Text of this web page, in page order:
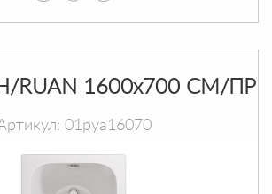
RUAN 1600х700 СМ/ПР
01руа16070